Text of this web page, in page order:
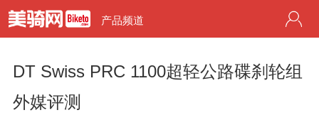
产品频道
DT Swiss PRC 1100超轻公路碟刹轮组
外媒评测